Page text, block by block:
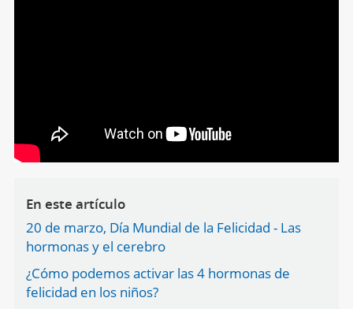
En este artículo
20 de marzo, Día Mundial de la Felicidad - Las
hormonas y el cerebro
¿Cómo podemos activar las 4 hormonas de
felicidad en los niños?